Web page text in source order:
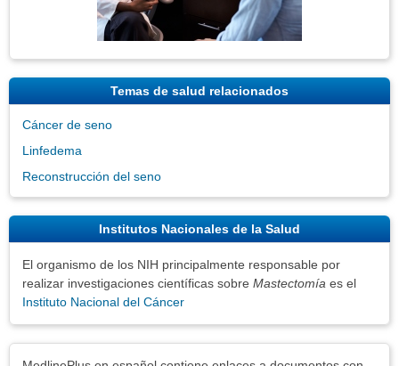
Temas de salud relacionados
Cáncer de seno
Linfedema
Reconstrucción del seno
Institutos Nacionales de la Salud
El organismo de los NIH principalmente responsable por
realizar investigaciones científicas sobre Mastectomía es el
Instituto Nacional del Cáncer